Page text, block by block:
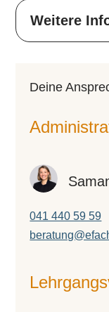
Weitere
Deine
041 440 59 59